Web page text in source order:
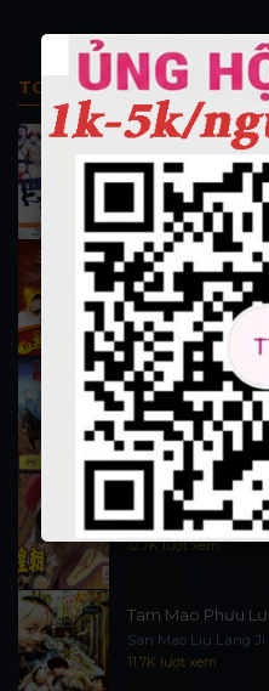
TOP PHIM BỘ
Thi Công Kỳ Án 1997
施公奇案 1997
90K lượt xem
Thần Tài Đến 1999
Thần Tài Truyền Kỳ
16.5K lượt xem
Hiệp Sĩ Vượt Thời
Hiệp Sĩ Vượt Thời
16.1K lượt xem
Nỗ Nhĩ Cáp Xích
Phim 13 đời vua
12.7K lượt xem
Tam Mao Phưu
San Mao Liu Lang Ji
11.7K lượt xem